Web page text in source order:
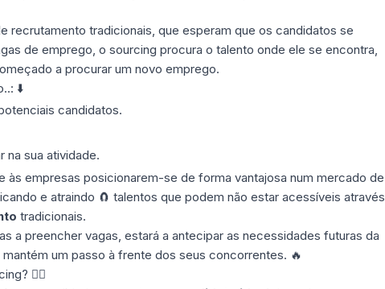
recrutamento tradicionais, que esperam que os candidatos se
de emprego, o sourcing procura o talento onde ele se encontra,
a procurar um novo emprego.
⬇️
candidatos.
na sua atividade.
às empresas posicionarem-se de forma vantajosa num mercado de
e atraindo 🧲 talentos que podem não estar acessíveis através
tradicionais.
a preencher vagas, estará a antecipar as necessidades futuras da
um passo à frente dos seus concorrentes. 🔥
👇🏼